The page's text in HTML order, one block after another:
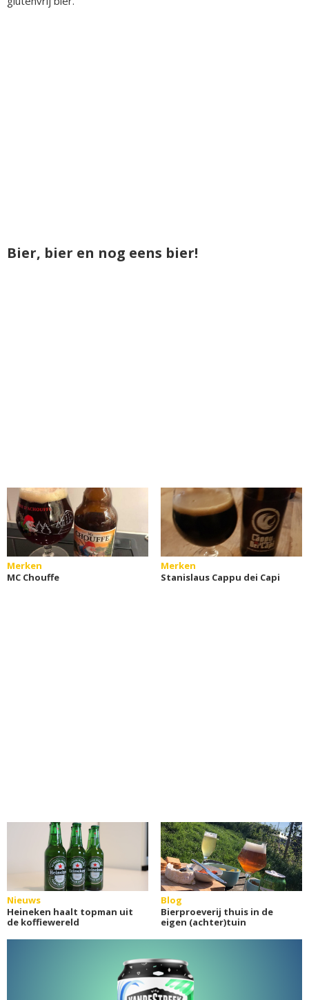
Bier, bier en nog eens bier!
Merken
MC Chouffe
Merken
Stanislaus Cappu dei Capi
Nieuws
Heineken haalt topman uit
de koffiewereld
Blog
Bierproeverij thuis in de
eigen (achter)tuin